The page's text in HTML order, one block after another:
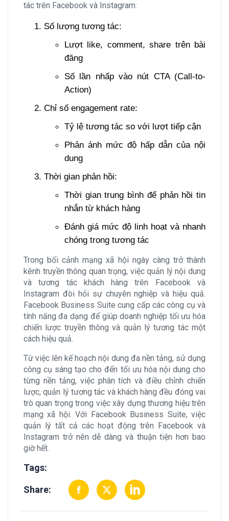
tác trên Facebook và Instagram:
Số lượng tương tác:
Lượt like, comment, share trên bài
đăng
Số lần nhấp vào nút CTA (Call-to-
Action)
Chỉ số engagement rate:
Tỷ lệ tương tác so với lượt tiếp cận
Phản ánh mức độ hấp dẫn của nội
dung
Thời gian phản hồi:
Thời gian trung bình để phản hồi tin
nhắn từ khách hàng
Đánh giá mức độ linh hoạt và nhanh
chóng trong tương tác
Trong bối cảnh mạng xã hội ngày càng trở thành
kênh truyền thông quan trọng, việc quản lý nội dung
và tương tác khách hàng trên Facebook và
Instagram đòi hỏi sự chuyên nghiệp và hiệu quả.
Facebook Business Suite cung cấp các công cụ và
tính năng đa dạng để giúp doanh nghiệp tối ưu hóa
chiến lược truyền thông và quản lý tương tác một
cách hiệu quả.
Từ việc lên kế hoạch nội dung đa nền tảng, sử dụng
công cụ sáng tạo cho đến tối ưu hóa nội dung cho
từng nền tảng, việc phân tích và điều chỉnh chiến
lược, quản lý tương tác và khách hàng đều đóng vai
trò quan trọng trong việc xây dựng thương hiệu trên
mạng xã hội. Với Facebook Business Suite, việc
quản lý tất cả các hoạt động trên Facebook và
Instagram trở nên dễ dàng và thuận tiện hơn bao
giờ hết.
Tags:
Share: